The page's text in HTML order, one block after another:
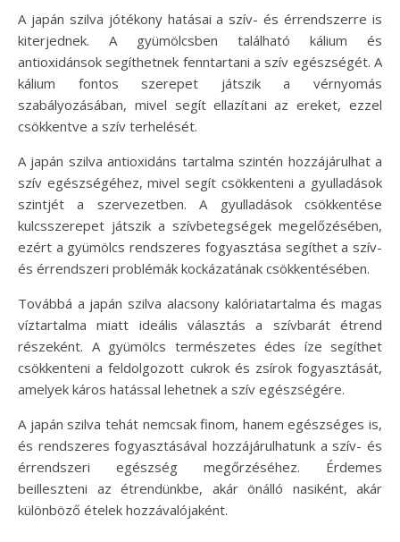
A japán szilva jótékony hatásai a szív- és érrendszerre is
kiterjednek. A gyümölcsben található kálium és
antioxidánsok segíthetnek fenntartani a szív egészségét. A
kálium fontos szerepet játszik a vérnyomás
szabályozásában, mivel segít ellazítani az ereket, ezzel
csökkentve a szív terhelését.
A japán szilva antioxidáns tartalma szintén hozzájárulhat a
szív egészségéhez, mivel segít csökkenteni a gyulladások
szintjét a szervezetben. A gyulladások csökkentése
kulcsszerepet játszik a szívbetegségek megelőzésében,
ezért a gyümölcs rendszeres fogyasztása segíthet a szív-
és érrendszeri problémák kockázatának csökkentésében.
Továbbá a japán szilva alacsony kalóriatartalma és magas
víztartalma miatt ideális választás a szívbarát étrend
részeként. A gyümölcs természetes édes íze segíthet
csökkenteni a feldolgozott cukrok és zsírok fogyasztását,
amelyek káros hatással lehetnek a szív egészségére.
A japán szilva tehát nemcsak finom, hanem egészséges is,
és rendszeres fogyasztásával hozzájárulhatunk a szív- és
érrendszeri egészség megőrzéséhez. Érdemes
beilleszteni az étrendünkbe, akár önálló nasiként, akár
különböző ételek hozzávalójaként.